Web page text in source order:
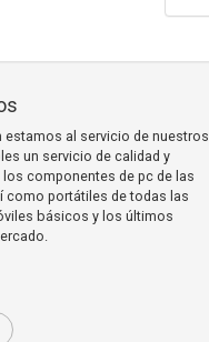
estamos al servicio de nuestros
un servicio de calidad y
componentes de pc de las
como portátiles de todas las
básicos y los últimos